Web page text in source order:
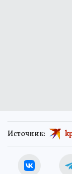
Источник: